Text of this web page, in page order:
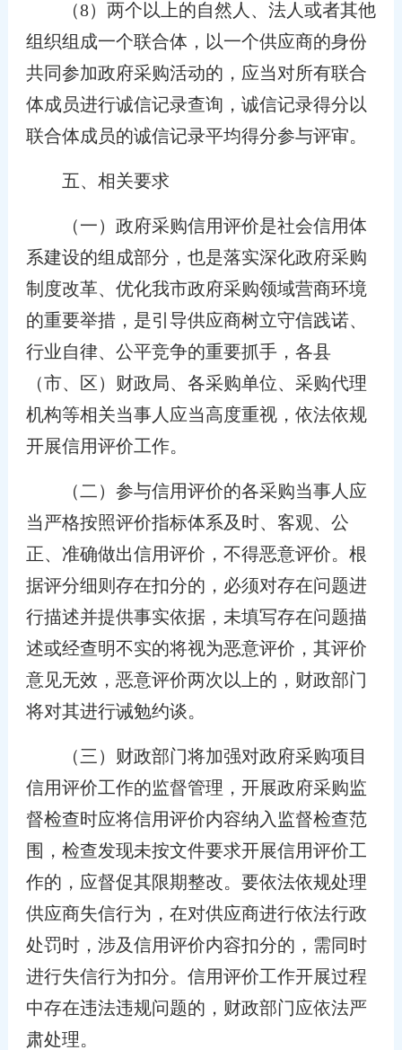
（8）两个以上的自然人、法人或者其他
组织组成一个联合体，以一个供应商的身份
共同参加政府采购活动的，应当对所有联合
体成员进行诚信记录查询，诚信记录得分以
联合体成员的诚信记录平均得分参与评审。
五、相关要求
（一）政府采购信用评价是社会信用体
系建设的组成部分，也是落实深化政府采购
制度改革、优化我市政府采购领域营商环境
的重要举措，是引导供应商树立守信践诺、
行业自律、公平竞争的重要抓手，各县
（市、区）财政局、各采购单位、采购代理
机构等相关当事人应当高度重视，依法依规
开展信用评价工作。
（二）参与信用评价的各采购当事人应
当严格按照评价指标体系及时、客观、公
正、准确做出信用评价，不得恶意评价。根
据评分细则存在扣分的，必须对存在问题进
行描述并提供事实依据，未填写存在问题描
述或经查明不实的将视为恶意评价，其评价
意见无效，恶意评价两次以上的，财政部门
将对其进行诫勉约谈。
（三）财政部门将加强对政府采购项目
信用评价工作的监督管理，开展政府采购监
督检查时应将信用评价内容纳入监督检查范
围，检查发现未按文件要求开展信用评价工
作的，应督促其限期整改。要依法依规处理
供应商失信行为，在对供应商进行依法行政
处罚时，涉及信用评价内容扣分的，需同时
进行失信行为扣分。信用评价工作开展过程
中存在违法违规问题的，财政部门应依法严
肃处理。